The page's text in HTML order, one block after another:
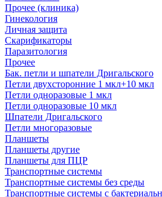
Прочее (клиника)
Гинекология
Личная защита
Скарификаторы
Паразитология
Прочее
Бак. петли и шпатели Дригальского
Петли двухсторонние 1 мкл+10 мкл
Петли одноразовые 1 мкл
Петли одноразовые 10 мкл
Шпатели Дригальского
Петли многоразовые
Планшеты
Планшеты другие
Планшеты для ПЦР
Транспортные системы
Транспортные системы без среды
Транспортные системы с